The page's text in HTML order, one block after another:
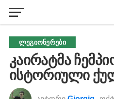
ᲚᲔᲒᲘᲝᲜᲔᲠᲔᲑᲘ
კაირატმა
ისტორიული